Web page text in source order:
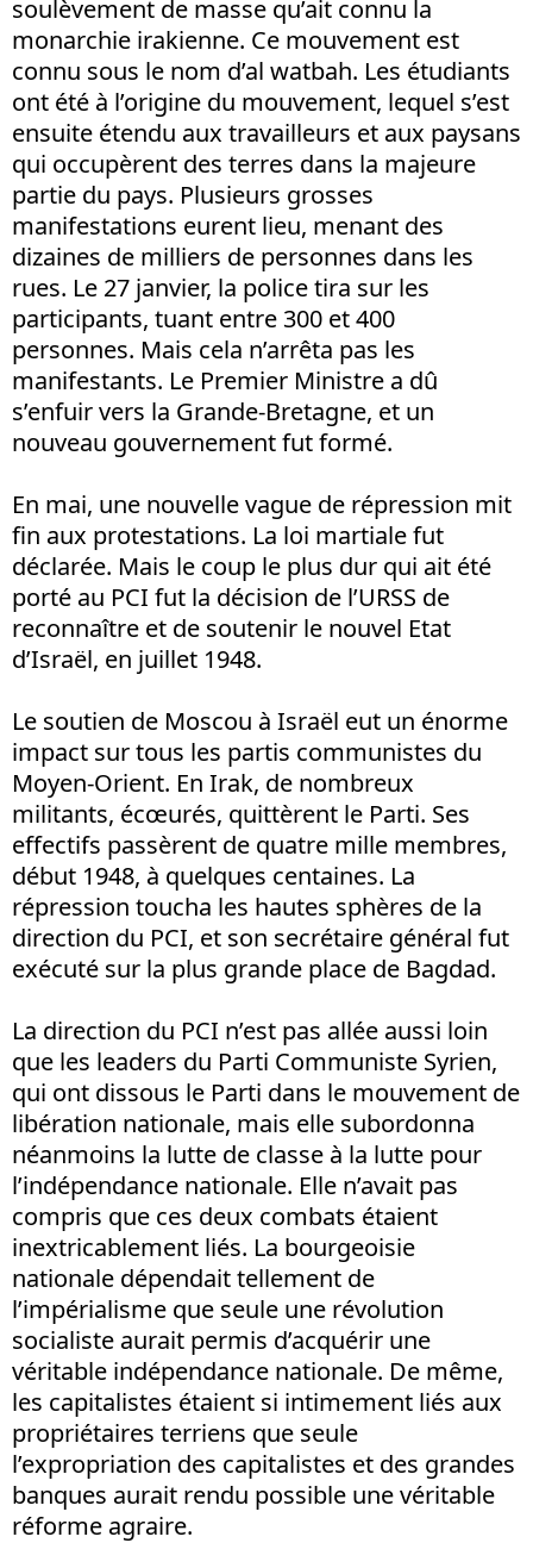
soulèvement de masse qu’ait connu la
monarchie irakienne. Ce mouvement est
connu sous le nom d’al watbah. Les étudiants
ont été à l’origine du mouvement, lequel s’est
ensuite étendu aux travailleurs et aux paysans
qui occupèrent des terres dans la majeure
partie du pays. Plusieurs grosses
manifestations eurent lieu, menant des
dizaines de milliers de personnes dans les
rues. Le 27 janvier, la police tira sur les
participants, tuant entre 300 et 400
personnes. Mais cela n’arrêta pas les
manifestants. Le Premier Ministre a dû
s’enfuir vers la Grande-Bretagne, et un
nouveau gouvernement fut formé.
En mai, une nouvelle vague de répression mit
fin aux protestations. La loi martiale fut
déclarée. Mais le coup le plus dur qui ait été
porté au PCI fut la décision de l’URSS de
reconnaître et de soutenir le nouvel Etat
d’Israël, en juillet 1948.
Le soutien de Moscou à Israël eut un énorme
impact sur tous les partis communistes du
Moyen-Orient. En Irak, de nombreux
militants, écœurés, quittèrent le Parti. Ses
effectifs passèrent de quatre mille membres,
début 1948, à quelques centaines. La
répression toucha les hautes sphères de la
direction du PCI, et son secrétaire général fut
exécuté sur la plus grande place de Bagdad.
La direction du PCI n’est pas allée aussi loin
que les leaders du Parti Communiste Syrien,
qui ont dissous le Parti dans le mouvement de
libération nationale, mais elle subordonna
néanmoins la lutte de classe à la lutte pour
l’indépendance nationale. Elle n’avait pas
compris que ces deux combats étaient
inextricablement liés. La bourgeoisie
nationale dépendait tellement de
l’impérialisme que seule une révolution
socialiste aurait permis d’acquérir une
véritable indépendance nationale. De même,
les capitalistes étaient si intimement liés aux
propriétaires terriens que seule
l’expropriation des capitalistes et des grandes
banques aurait rendu possible une véritable
réforme agraire.